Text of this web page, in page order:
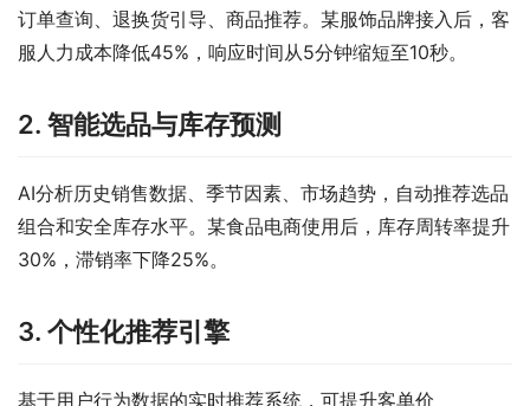
订单查询、退换货引导、商品推荐。某服饰品牌接入后，客
服人力成本降低45%，响应时间从5分钟缩短至10秒。
2. 智能选品与库存预测
AI分析历史销售数据、季节因素、市场趋势，自动推荐选品
组合和安全库存水平。某食品电商使用后，库存周转率提升
30%，滞销率下降25%。
3. 个性化推荐引擎
基于用户行为数据的实时推荐系统，可提升客单价